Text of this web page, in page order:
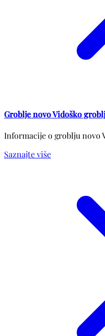
Groblje novo Vidoško
Informacije o groblju novo
Saznajte više